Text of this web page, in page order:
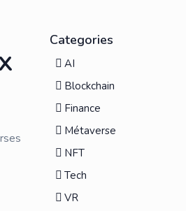
Categories
AI
Blockchain
Finance
Métaverse
NFT
Tech
VR